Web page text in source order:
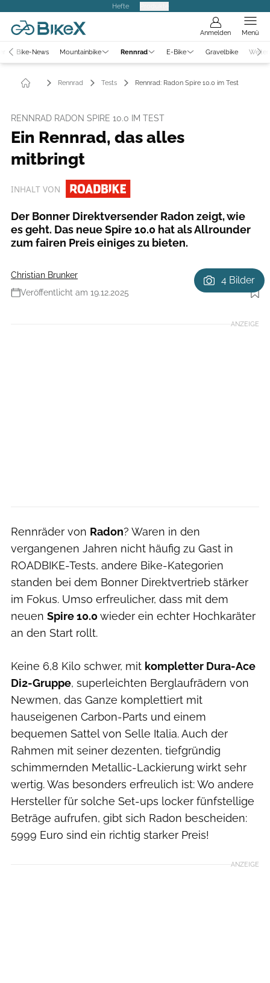
Hefte
Anmelden Menü
Bike-News Mountainbike Rennrad E-Bike Gravelbike
Rennrad Tests Rennrad: Radon Spire 10.0 im Test
RENNRAD RADON SPIRE 10.0 IM TEST
Ein Rennrad, das alles
mitbringt
INHALT VON
Der Bonner Direktversender Radon zeigt, wie
es geht. Das neue Spire 10.0 hat als Allrounder
zum fairen Preis einiges zu bieten.
Christian Brunker
Veröffentlicht am 19.12.2025
Foto: Bjoern Haenssler
4 Bilder
ANZEIGE
Rennräder von Radon? Waren in den
vergangenen Jahren nicht häufig zu Gast in
ROADBIKE-Tests, andere Bike-Kategorien
standen bei dem Bonner Direktvertrieb stärker
im Fokus. Umso erfreulicher, dass mit dem
neuen Spire 10.0wieder ein echter Hochkaräter
an den Start rollt.
Keine 6,8 Kilo schwer, mit kompletter Dura-Ace
Di2-Gruppe, superleichten Berglaufrädern von
Newmen, das Ganze komplettiert mit
hauseigenen Carbon-Parts und einem
bequemen Sattel von Selle Italia. Auch der
Rahmen mit seiner dezenten, tiefgründig
schimmernden Metallic-Lackierung wirkt sehr
wertig. Was besonders erfreulich ist: Wo andere
Hersteller für solche Set-ups locker fünfstellige
Beträge aufrufen, gibt sich Radon bescheiden:
5999 Euro sind ein richtig starker Preis!
ANZEIGE